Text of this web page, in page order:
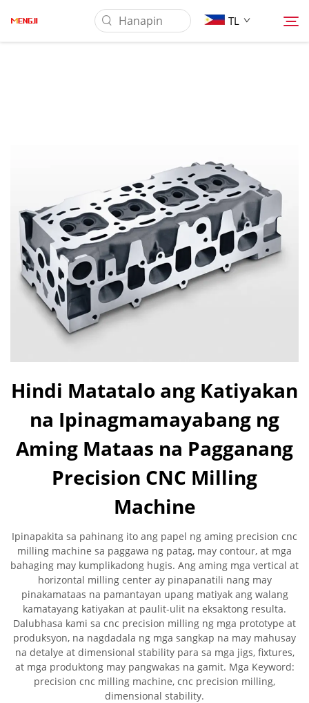
TL
Ilagay
Balita
Makipag-ugnayan sa Amin
Hindi Matatalo ang Katiyakan
na Ipinagmamayabang ng
Aming Mataas na Pagganang
Precision CNC Milling
Machine
Ipinapakita sa pahinang ito ang papel ng aming precision cnc
milling machine sa paggawa ng patag, may contour, at mga
bahaging may kumplikadong hugis. Ang aming mga vertical at
horizontal milling center ay pinapanatili nang may
pinakamataas na pamantayan upang matiyak ang walang
kamatayang katiyakan at paulit-ulit na eksaktong resulta.
Dalubhasa kami sa cnc precision milling ng mga prototype at
produksyon, na nagdadala ng mga sangkap na may mahusay
na detalye at dimensional stability para sa mga jigs, fixtures,
at mga produktong may pangwakas na gamit. Mga Keyword:
precision cnc milling machine, cnc precision milling,
dimensional stability.